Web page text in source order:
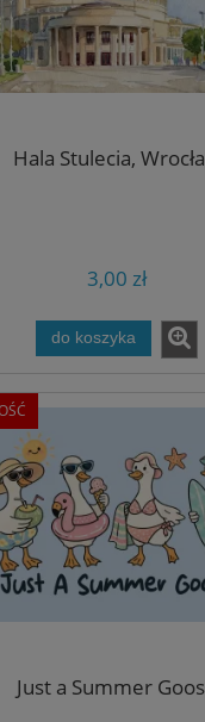
Hala Stulecia,
3,00 zł
do koszyka
Just a Summer